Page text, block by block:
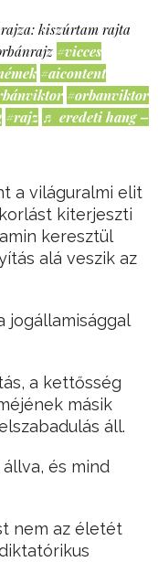
kiszúrtam rajta
#vicces
#aicontent
#orbanviktor
#rajz ♬ eredeti hang –
a világuralmi elit
kiterjeszti
keresztül
alá veszik az
jogállamisággal
a kettősség
másik
áll.
és mind
nem az életét